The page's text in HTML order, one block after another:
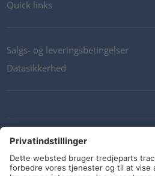
Quick links
Salgs- og leveringsbetingelser
Datasikkerhed
Kontakt os